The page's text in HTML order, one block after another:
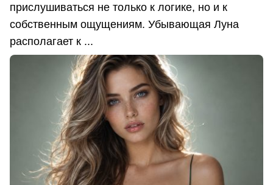
прислушиваться не только к логике, но и к
собственным ощущениям. Убывающая Луна
располагает к ...